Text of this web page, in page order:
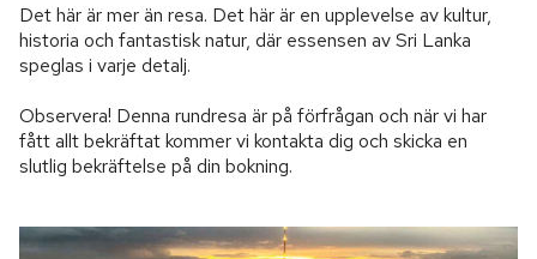
Det här är mer än resa. Det här är en upplevelse av kultur,
historia och fantastisk natur, där essensen av Sri Lanka
speglas i varje detalj.
Observera! Denna rundresa är på förfrågan och när vi har
fått allt bekräftat kommer vi kontakta dig och skicka en
slutlig bekräftelse på din bokning.